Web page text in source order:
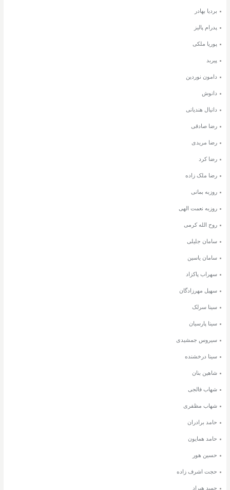
بردیا بهادر
پدرام پالیز
پوریا ملکی
پیربد
دامون نوردین
دانوش
دانیال هندیانی
رضا صادقی
رضا مریدی
رضا کرد
رضا ملک زاده
روزبه بمانی
روزبه نعمت الهی
روح الله کرمی
سامان جلیلی
سامان یاسین
سهراب پاکزاد
سهیل مهرزادگان
سینا سرلک
سینا پارسیان
سیروس جمشیدی
سینا درخشنده
شاهین بنان
شهاب فالجی
شهاب مظفری
حامد برادران
حامد همایون
حسین هور
حجت اشرف زاده
حمید هیراد